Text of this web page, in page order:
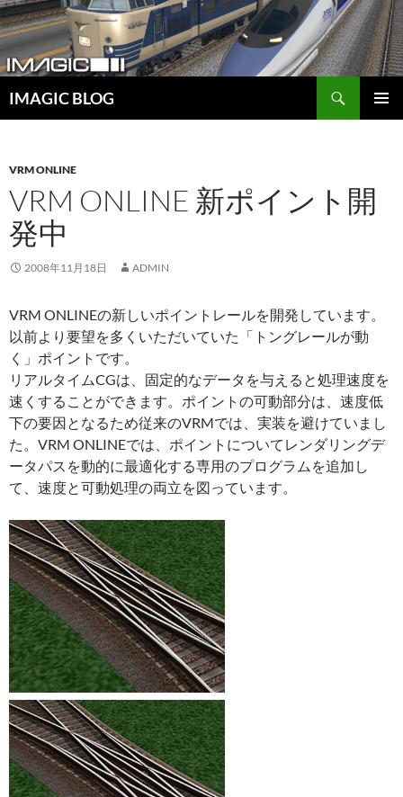
コ
ン
テ
ン
ツ
へ
プ
IMAGIC BLOG
索
VRM ONLINE
VRM ONLINE 新ポイント開
発中
2008年11月18日 ADMIN
VRM ONLINEの新しいポイントレールを開発しています。
以前より要望を多くいただいていた「トングレールが動
く」ポイントです。
リアルタイムCGは、固定的なデータを与えると処理速度を
速くすることができます。ポイントの可動部分は、速度低
下の要因となるため従来のVRMでは、実装を避けていまし
た。VRM ONLINEでは、ポイントについてレンダリングデ
ータパスを動的に最適化する専用のプログラムを追加し
て、速度と可動処理の両立を図っています。